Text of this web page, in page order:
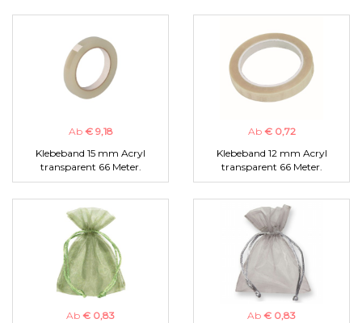
Ab € 9,18
Klebeband 15 mm Acryl
transparent 66 Meter.
Ab € 0,72
Klebeband 12 mm Acryl
transparent 66 Meter.
Ab € 0,83
Ab € 0,83